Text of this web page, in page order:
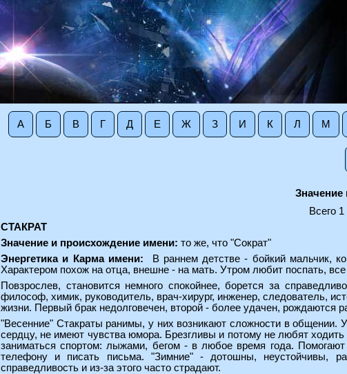
А Б В Г Д Е Ж З И К Л М
Значение
Всего
СТАКРАТ
Значение и происхождение имени: то же, что "Сократ"
Энергетика и Карма имени: В раннем детстве - бойкий мальчик,
Характером похож на отца, внешне - на мать. Утром любит поспать,
Повзрослев, становится немного спокойнее, борется за
философ, химик, руководитель, врач-хирург, инженер, следователь,
жизни. Первый брак недолговечен, второй - более удачен, рождаются
"Весенние" Стакраты ранимы, у них возникают сложности в
сердцу, не имеют чувства юмора. Брезгливы и потому не любят
заниматься спортом: лыжами, бегом - в любое время года.
телефону и писать письма. "Зимние" - дотошны, неустойчивы,
справедливость и из-за этого часто страдают.